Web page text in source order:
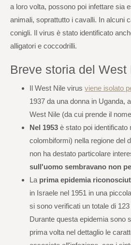
a loro volta, possono poi infettare sia
animali, soprattutto i cavalli. In alcuni
conigli. Il virus è stato identificato
alligatori e coccodrilli.
Breve storia del West
Il West Nile virusviene isolato
1937 da una donna in Uganda,
West Nile (da cui prende il
Nel 1953 è stato poi identificato
colombiformi) nella regione del
non ha destato particolare
sull'uomo sembravano non
La prima epidemia
in Israele nel 1951 in una
si sono verificati un totale di
Durante questa epidemia sono
prima volta nel dettaglio le